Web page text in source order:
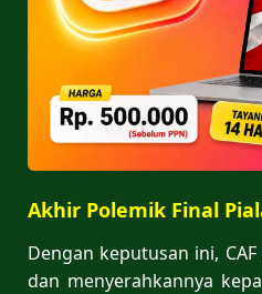
Akhir Polemik Final
Dengan keputusan ini,
dan menyerahkannya